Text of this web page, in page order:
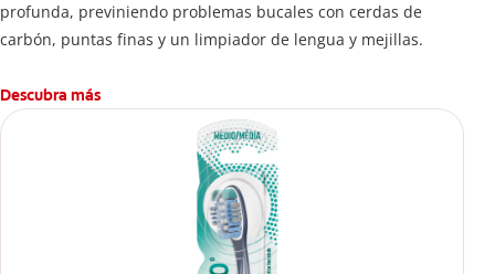
profunda, previniendo problemas bucales con cerdas de
carbón, puntas finas y un limpiador de lengua y mejillas.
Descubra más